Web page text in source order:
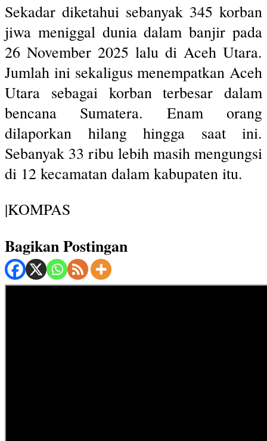
Sekadar diketahui sebanyak 345 korban
jiwa meniggal dunia dalam banjir pada
26 November 2025 lalu di Aceh Utara.
Jumlah ini sekaligus menempatkan Aceh
Utara sebagai korban terbesar dalam
bencana Sumatera. Enam orang
dilaporkan hilang hingga saat ini.
Sebanyak 33 ribu lebih masih mengungsi
di 12 kecamatan dalam kabupaten itu.
|KOMPAS
Bagikan Postingan